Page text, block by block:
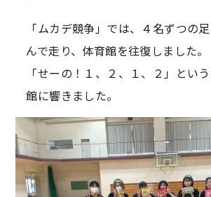
「ムカデ競争」では、４名ずつの
んで走り、体育館を往復しました。
「せーの！１、２、１、２」とい
館に響きました。